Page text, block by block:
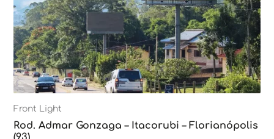
Front Light
Rod. Admar Gonzaga – Itacorubi – Florianópolis